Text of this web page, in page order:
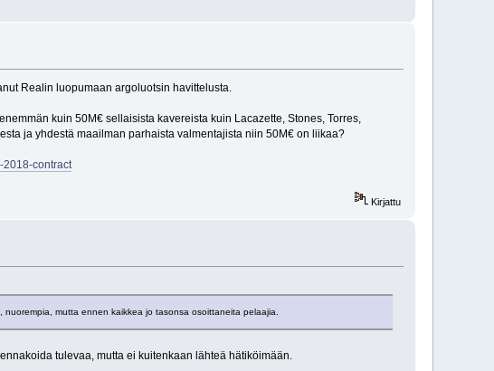
Realin luopumaan argoluotsin havittelusta.
kuin 50M€ sellaisista kavereista kuin Lacazette, Stones, Torres,
ja yhdestä maailman parhaista valmentajista niin 50M€ on liikaa?
2018-contract
Kirjattu
mutta ennen kaikkea jo tasonsa osoittaneita pelaajia.
tulevaa, mutta ei kuitenkaan lähteä hätiköimään.